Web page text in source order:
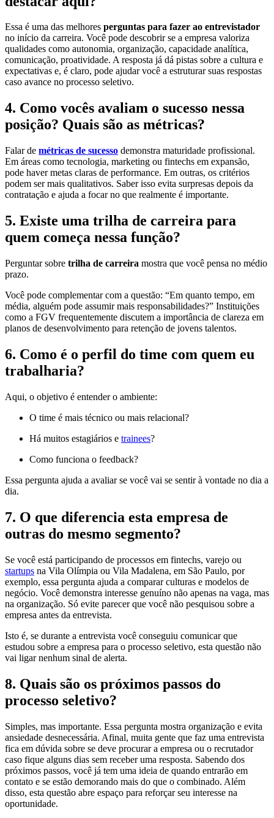
Essa é uma das melhores perguntas para fazer ao entrevistador
no início da carreira. Você pode descobrir se a empresa valoriza
qualidades como autonomia, organização, capacidade analítica,
comunicação, proatividade. A resposta já dá pistas sobre a cultura e
expectativas e, é claro, pode ajudar você a estruturar suas respostas
caso avance no processo seletivo.
4. Como vocês avaliam o sucesso nessa
posição? Quais são as métricas?
Falar de métricas de sucesso demonstra maturidade profissional.
Em áreas como tecnologia, marketing ou fintechs em expansão,
pode haver metas claras de performance. Em outras, os critérios
podem ser mais qualitativos. Saber isso evita surpresas depois da
contratação e ajuda a focar no que realmente é importante.
5. Existe uma trilha de carreira para
quem começa nessa função?
Perguntar sobre trilha de carreira mostra que você pensa no médio
prazo.
Você pode complementar com a questão: “Em quanto tempo, em
média, alguém pode assumir mais responsabilidades?” Instituições
como a FGV frequentemente discutem a importância de clareza em
planos de desenvolvimento para retenção de jovens talentos.
6. Como é o perfil do time com quem eu
trabalharia?
Aqui, o objetivo é entender o ambiente:
O time é mais técnico ou mais relacional?
Há muitos estagiários e trainees?
Como funciona o feedback?
Essa pergunta ajuda a avaliar se você vai se sentir à vontade no dia a
dia.
7. O que diferencia esta empresa de
outras do mesmo segmento?
Se você está participando de processos em fintechs, varejo ou
startups na Vila Olímpia ou Vila Madalena, em São Paulo, por
exemplo, essa pergunta ajuda a comparar culturas e modelos de
negócio. Você demonstra interesse genuíno não apenas na vaga, mas
na organização. Só evite parecer que você não pesquisou sobre a
empresa antes da entrevista.
Isto é, se durante a entrevista você conseguiu comunicar que
estudou sobre a empresa para o processo seletivo, esta questão não
vai ligar nenhum sinal de alerta.
8. Quais são os próximos passos do
processo seletivo?
Simples, mas importante. Essa pergunta mostra organização e evita
ansiedade desnecessária. Afinal, muita gente que faz uma entrevista
fica em dúvida sobre se deve procurar a empresa ou o recrutador
caso fique alguns dias sem receber uma resposta. Sabendo dos
próximos passos, você já tem uma ideia de quando entrarão em
contato e se estão demorando mais do que o combinado. Além
disso, esta questão abre espaço para reforçar seu interesse na
oportunidade.